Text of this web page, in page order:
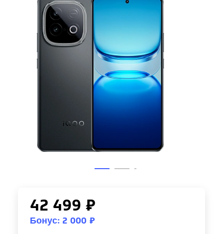
42 499 ₽
Бонус: 2 000 ₽